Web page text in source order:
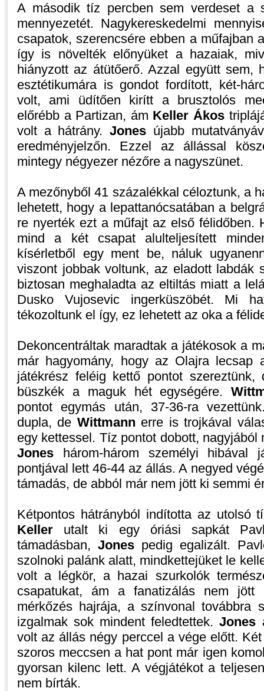
A második tíz percben sem verdeset a
mennyezetét. Nagykereskedelmi
csapatok, szerencsére ebben a műfajban
így is növelték előnyüket a hazaiak,
hiányzott az átütőerő. Azzal együtt sem,
esztétikumára is gondot fordított, két-
volt, ami üdítően kirítt a brusztolós
előrébb a Partizan, ám Keller Ákos
volt a hátrány.Jones újabb
eredményjelzőn. Ezzel az állással
mintegy négyezer nézőre a nagyszünet.
A mezőnyből 41 százalékkal céloztunk, a
lehetett, hogy a lepattanócsatában a
re nyerték ezt a műfajt az első félidőben.
mind a két csapat alulteljesített
kísérletből egy ment be, náluk
viszont jobbak voltunk, az eladott labdák
biztosan meghaladta az eltiltás miatt a
Dusko Vujosevic ingerküszöbét. Mi
tékozoltunk el így, ez lehetett az oka a
Dekoncentráltak maradtak a játékosok a
már hagyomány, hogy az Olajra lecsap
játékrész feléig kettő pontot
büszkék a maguk hét egységére.
pontot egymás után, 37-36-ra
dupla, de Wittmann erre is trojkával
egy kettessel. Tíz pontot dobott,
Jones három-három személyi hibával
pontjával lett 46-44 az állás. A negyed
támadás, de abból már nem jött ki semmi
Kétpontos hátrányból indította az utolsó
Keller utalt ki egy óriási sapkát
támadásban,Jones pedig egalizált.
szolnoki palánk alatt, mindkettejüket le
volt a légkör, a hazai szurkolók
csapatukat, ám a fanatizálás nem jött
mérkőzés hajrája, a színvonal továbbra
izgalmak sok mindent feledtettek.Jones
volt az állás négy perccel a vége előtt.
szoros meccsen a hat pont már igen
gyorsan kilenc lett. A végjátékot a
nem bírták.